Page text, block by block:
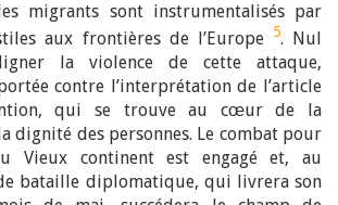
migrants sont instrumentalisés par
aux frontières de l’Europe 5. Nul
la violence de cette attaque,
contre l’interprétation de l’article
qui se trouve au cœur de la
dignité des personnes. Le combat pour
Vieux continent est engagé et, au
bataille diplomatique, qui livrera son